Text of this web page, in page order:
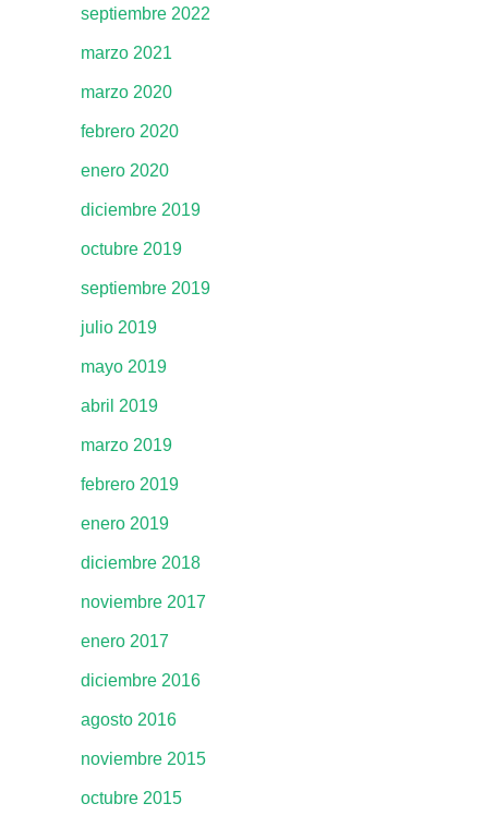
septiembre 2022
marzo 2021
marzo 2020
febrero 2020
enero 2020
diciembre 2019
octubre 2019
septiembre 2019
julio 2019
mayo 2019
abril 2019
marzo 2019
febrero 2019
enero 2019
diciembre 2018
noviembre 2017
enero 2017
diciembre 2016
agosto 2016
noviembre 2015
octubre 2015